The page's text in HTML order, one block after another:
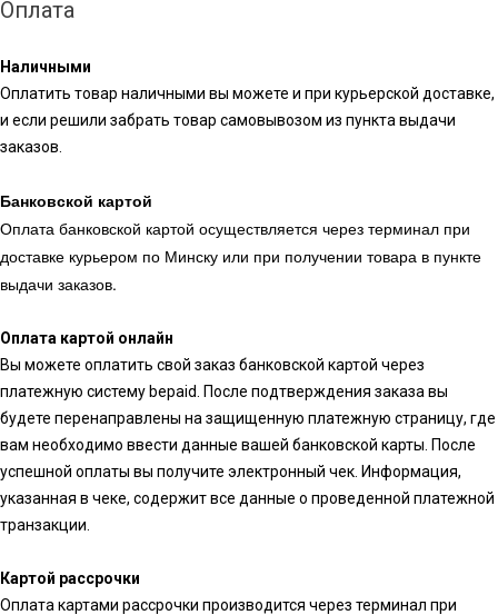
Оплата
Наличными
Оплатить товар наличными вы можете и при курьерской доставке,
и если решили забрать товар самовывозом из пункта выдачи
заказов.
Банковской картой
Оплата банковской картой осуществляется через терминал при
доставке курьером по Минску или при получении товара в пункте
выдачи заказов.
Оплата картой онлайн
Вы можете оплатить свой заказ банковской картой через
платежную систему bepaid. После подтверждения заказа вы
будете перенаправлены на защищенную платежную страницу, где
вам необходимо ввести данные вашей банковской карты. После
успешной оплаты вы получите электронный чек. Информация,
указанная в чеке, содержит все данные о проведенной платежной
транзакции.
Картой рассрочки
Оплата картами рассрочки производится через терминал при